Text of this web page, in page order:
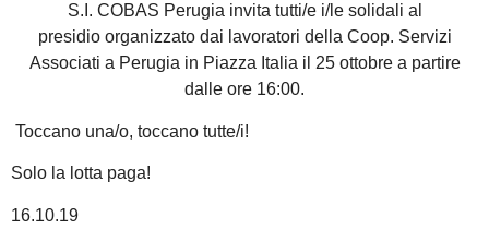
S.I. COBAS Perugia invita tutti/e i/le solidali al
presidio organizzato dai lavoratori della Coop. Servizi
Associati a Perugia in Piazza Italia il 25 ottobre a partire
dalle ore 16:00.
Toccano una/o, toccano tutte/i!
Solo la lotta paga!
16.10.19